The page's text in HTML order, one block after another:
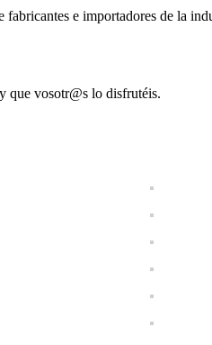
fabricantes e importadores de la
que vosotr@s lo disfrutéis.